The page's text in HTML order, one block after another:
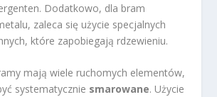
Dodatkowo, dla bram
zaleca się użycie specjalnych
które zapobiegają rdzewieniu.
mają wiele ruchomych elementów,
systematycznie smarowane. Użycie